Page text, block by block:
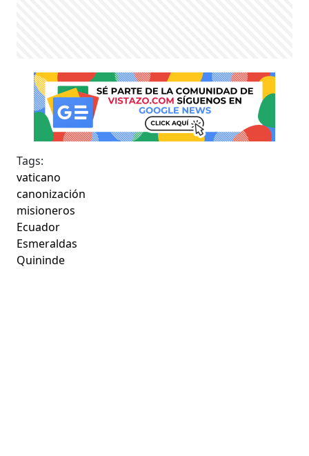
Tags:
vaticano
canonización
misioneros
Ecuador
Esmeraldas
Quininde